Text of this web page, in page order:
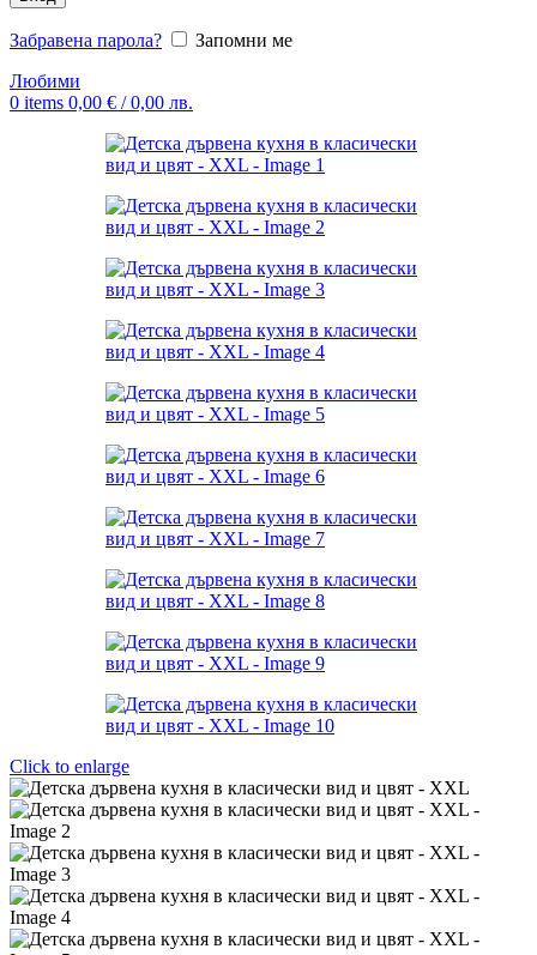
Забравена парола?
Запомни ме
Любими
0 items 0,00 € / 0,00 лв.
Click to enlarge